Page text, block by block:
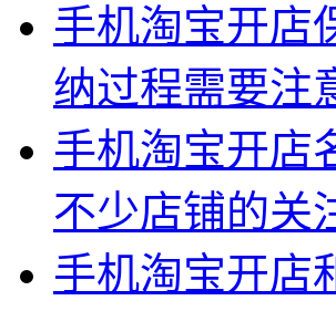
手机淘宝开店
纳过程需要注
手机淘宝开店
不少店铺的关
手机淘宝开店